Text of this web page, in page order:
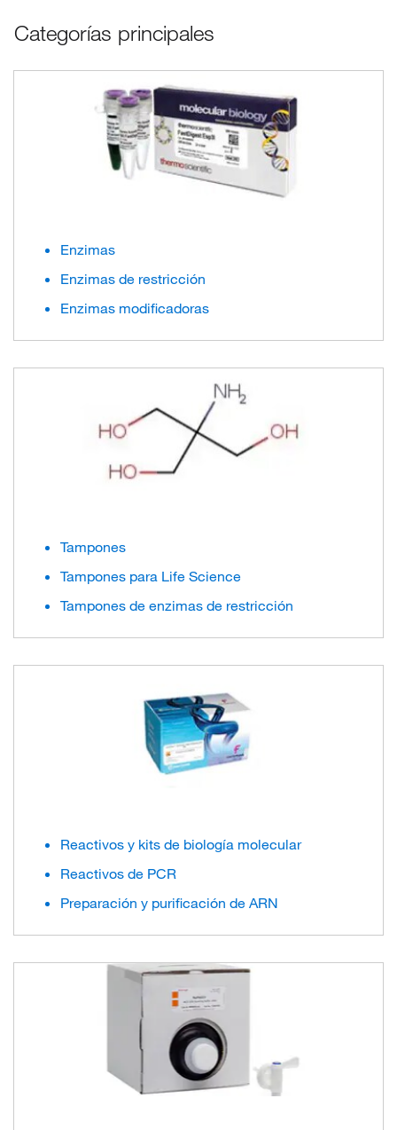
Categorías principales
Enzimas
Enzimas de restricción
Enzimas modificadoras
Tampones
Tampones para Life Science
Tampones de enzimas de restricción
Reactivos y kits de biología molecular
Reactivos de PCR
Preparación y purificación de ARN